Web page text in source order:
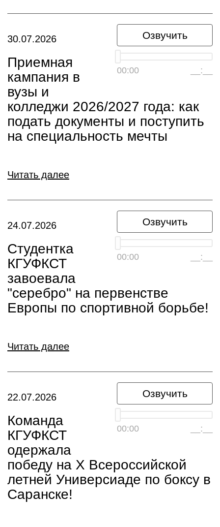
Озвучить
00:00 __:__
30.07.2026
Приемная
кампания в
вузы и
колледжи 2026/2027 года: как
подать документы и поступить
на специальность мечты
Читать далее
Озвучить
00:00 __:__
24.07.2026
Студентка
КГУФКСТ
завоевала
"серебро" на первенстве
Европы по спортивной борьбе!
Читать далее
Озвучить
00:00 __:__
22.07.2026
Команда
КГУФКСТ
одержала
победу на X Всероссийской
летней Универсиаде по боксу в
Саранске!